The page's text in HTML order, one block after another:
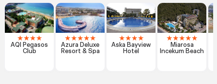
★★★★
AQI Pegasos
Club
★★★★★
Azura Deluxe
Resort & Spa
★★★★
Aska Bayview
Hotel
★★★★★
Miarosa
Incekum Beach